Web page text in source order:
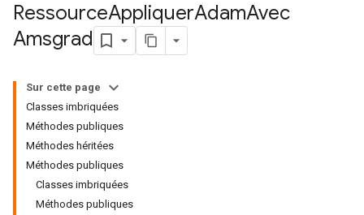
RessourceAppliquerAdamAvec
Amsgrad
Sur cette page
Classes imbriquées
Méthodes publiques
Méthodes héritées
Méthodes publiques
Classes imbriquées
Méthodes publiques